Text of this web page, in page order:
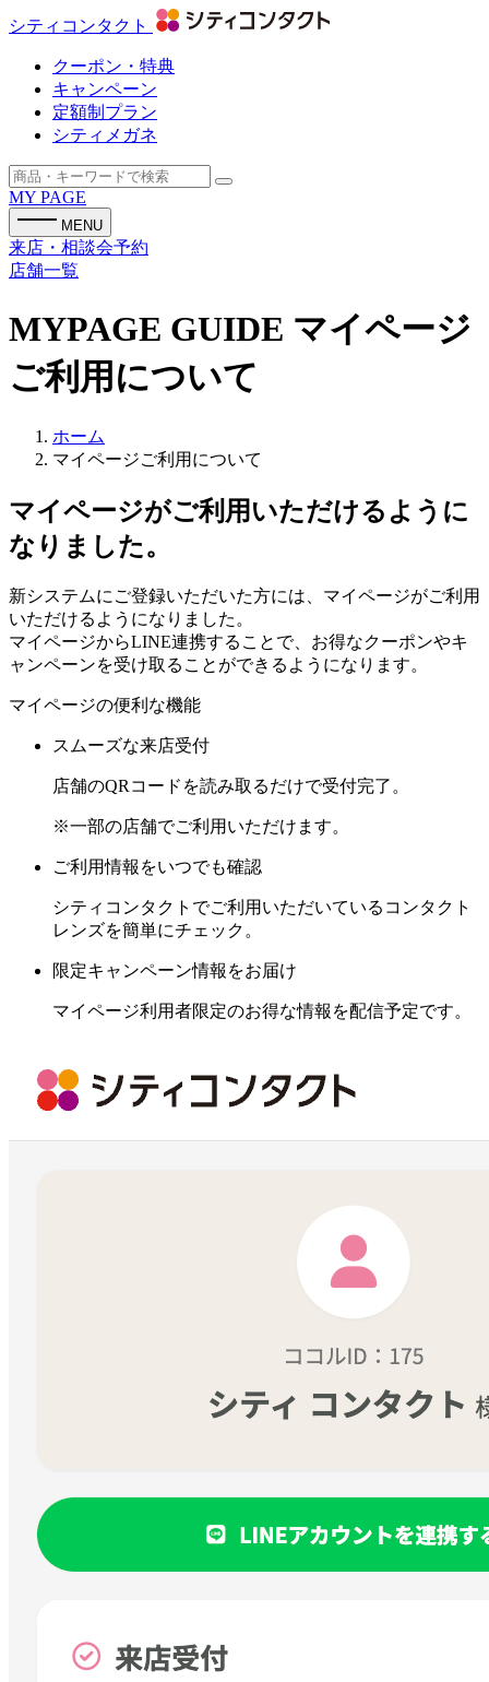
シティコンタクト
クーポン・特典
キャンペーン
定額制プラン
シティメガネ
MY PAGE
MENU
来店・相談会予約
店舗一覧
MYPAGE GUIDE マイページ
ご利用について
ホーム
マイページご利用について
マイページがご利用いただけるように
なりました。
新システムにご登録いただいた方には、マイページがご利用
いただけるようになりました。
マイページからLINE連携することで、お得なクーポンやキ
ャンペーンを受け取ることができるようになります。
マイページの便利な機能
スムーズな来店受付
店舗のQRコードを読み取るだけで受付完了。
※一部の店舗でご利用いただけます。
ご利用情報をいつでも確認
シティコンタクトでご利用いただいているコンタクト
レンズを簡単にチェック。
限定キャンペーン情報をお届け
マイページ利用者限定のお得な情報を配信予定です。